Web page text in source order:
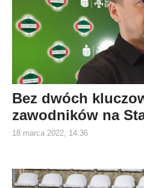
Bez dwóch
zawodników na
18 marca 2022, 14:36